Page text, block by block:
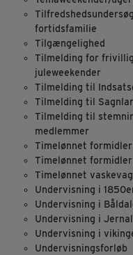
fortidsfamilie
Tilgængelighed
Tilmelding for
juleweekender
Tilmelding til
Tilmelding til
Tilmelding til
medlemmer
Timelønnet
Timelønnet
Timelønnet
Undervisning i
Undervisning i
Undervisning i
Undervisning i
Undervisningsforløb